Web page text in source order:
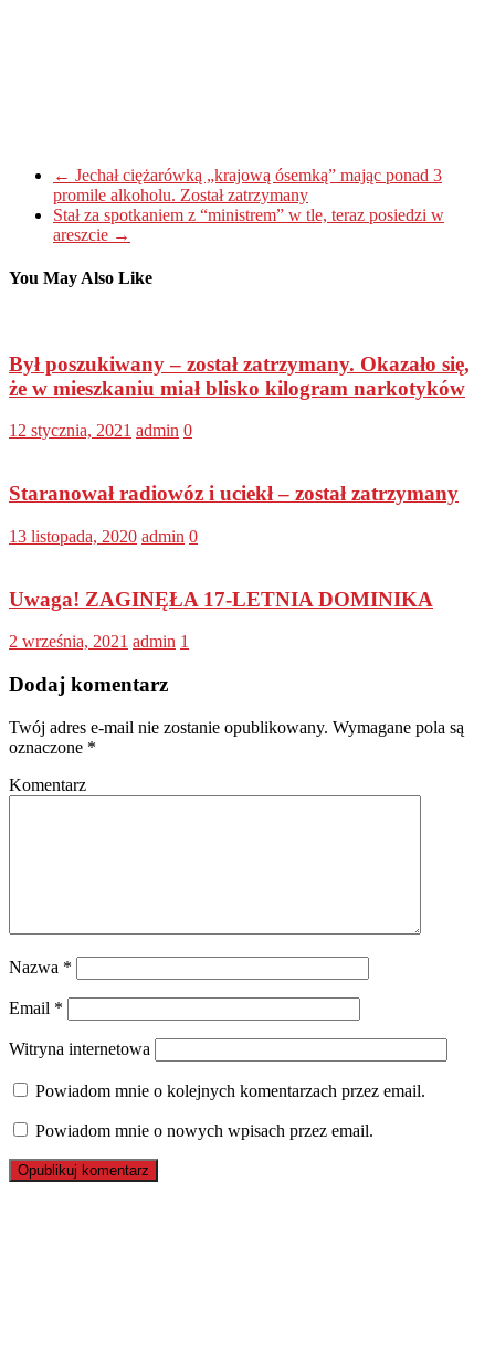
← Jechał ciężarówką „krajową ósemką” mając ponad 3
promile alkoholu. Został zatrzymany
Stał za spotkaniem z “ministrem” w tle, teraz posiedzi w
areszcie →
You May Also Like
Był poszukiwany – został zatrzymany. Okazało się,
że w mieszkaniu miał blisko kilogram narkotyków
12 stycznia, 2021 admin 0
Staranował radiowóz i uciekł – został zatrzymany
13 listopada, 2020 admin 0
Uwaga! ZAGINĘŁA 17-LETNIA DOMINIKA
2 września, 2021 admin 1
Dodaj komentarz
Twój adres e-mail nie zostanie opublikowany. Wymagane pola są
oznaczone *
Komentarz
Nazwa *
Email *
Witryna internetowa
Powiadom mnie o kolejnych komentarzach przez email.
Powiadom mnie o nowych wpisach przez email.